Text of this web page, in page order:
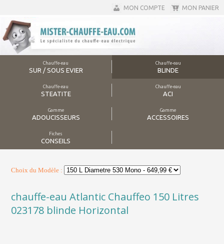
MON PANIER
MON COMPTE
Chauffe-eau
SUR / SOUS EVIER
Chauffe-eau
BLINDE
Chauffe-eau
STEATITE
Chauffe-eau
ACI
Gamme
ADOUCISSEURS
Gamme
ACCESSOIRES
Fiches
CONSEILS
Choix du Modèle :
chauffe-eau Atlantic Chauffeo 150 Litres
023178 blinde Horizontal